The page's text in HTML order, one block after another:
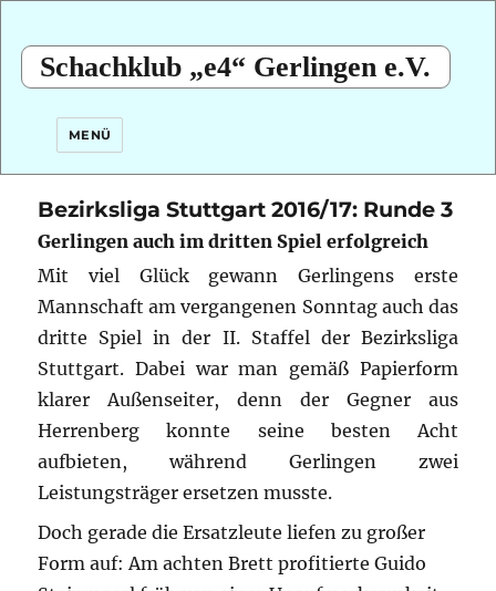
Schachklub „e4“ Gerlingen e.V.
MENÜ
Bezirksliga Stuttgart 2016/17: Runde 3
Gerlingen auch im dritten Spiel erfolgreich
Mit viel Glück gewann Gerlingens erste
Mannschaft am vergangenen Sonntag auch das
dritte Spiel in der II. Staffel der Bezirksliga
Stuttgart. Dabei war man gemäß Papierform
klarer Außenseiter, denn der Gegner aus
Herrenberg konnte seine besten Acht
aufbieten, während Gerlingen zwei
Leistungsträger ersetzen musste.
Doch gerade die Ersatzleute liefen zu großer
Form auf: Am achten Brett profitierte Guido